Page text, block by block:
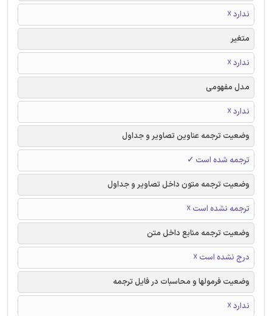
ندارد ☓
متغیر
ندارد ☓
مدل مفهومی
ندارد ☓
وضعیت ترجمه عناوین تصاویر و جداول
ترجمه شده است ✓
وضعیت ترجمه متون داخل تصاویر و جداول
ترجمه نشده است ☓
وضعیت ترجمه منابع داخل متن
درج نشده است ☓
وضعیت فرمولها و محاسبات در فایل ترجمه
ندارد ☓